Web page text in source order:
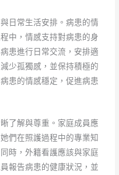
日常生活安排。病患的情
中，情感支持對病患的身
患進行日常交流，安排適
少孤獨感，並保持積極的
患的情感穩定，促進病患
了解與尊重。家庭成員應
們在照護過程中的專業知
時，外籍看護應該與家庭
報告病患的健康狀況，並